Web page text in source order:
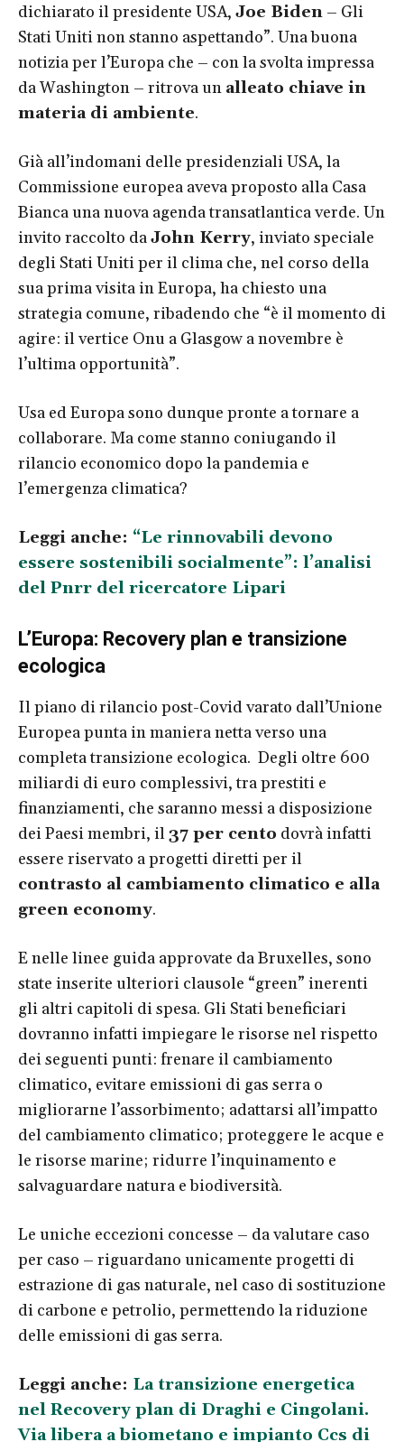
dichiarato il presidente USA, Joe Biden – Gli
Stati Uniti non stanno aspettando”. Una buona
notizia per l’Europa che – con la svolta impressa
da Washington – ritrova un alleato chiave in
materia di ambiente.
Già all’indomani delle presidenziali USA, la
Commissione europea aveva proposto alla Casa
Bianca una nuova agenda transatlantica verde. Un
invito raccolto daJohn Kerry, inviato speciale
degli Stati Uniti per il clima che, nel corso della
sua prima visita in Europa, ha chiesto una
strategia comune, ribadendo che “è il momento di
agire: il vertice Onu a Glasgow a novembre è
l’ultima opportunità”.
Usa ed Europa sono dunque pronte a tornare a
collaborare. Ma come stanno coniugando il
rilancio economico dopo la pandemia e
l’emergenza climatica?
Leggi anche: “Le rinnovabili devono
essere sostenibili socialmente”: l’analisi
del Pnrr del ricercatore Lipari
L’Europa: Recovery plan e transizione
ecologica
Il piano di rilancio post-Covid varato dall’Unione
Europea punta in maniera netta verso una
completa transizione ecologica. Degli oltre 600
miliardi di euro complessivi, tra prestiti e
finanziamenti, che saranno messi a disposizione
dei Paesi membri, il37 per cento dovrà infatti
essere riservato a progetti diretti per il
contrasto al cambiamento climatico e alla
green economy.
E nelle linee guida approvate da Bruxelles, sono
state inserite ulteriori clausole “green” inerenti
gli altri capitoli di spesa. Gli Stati beneficiari
dovranno infatti impiegare le risorse nel rispetto
dei seguenti punti: frenare il cambiamento
climatico, evitare emissioni di gas serra o
migliorarne l’assorbimento; adattarsi all’impatto
del cambiamento climatico; proteggere le acque e
le risorse marine; ridurre l’inquinamento e
salvaguardare natura e biodiversità.
Le uniche eccezioni concesse – da valutare caso
per caso – riguardano unicamente progetti di
estrazione di gas naturale, nel caso di sostituzione
di carbone e petrolio, permettendo la riduzione
delle emissioni di gas serra.
Leggi anche: La transizione energetica
nel Recovery plan di Draghi e Cingolani.
Via libera a biometano e impianto Ccs di